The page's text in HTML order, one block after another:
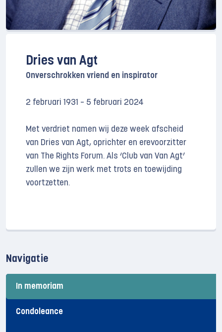
Dries van Agt
Onverschrokken vriend en inspirator
2 februari 1931 – 5 februari 2024
Met verdriet namen wij deze week afscheid
van Dries van Agt, oprichter en erevoorzitter
van The Rights Forum. Als ‘Club van Van Agt’
zullen we zijn werk met trots en toewijding
voortzetten.
Navigatie
In memoriam
Condoleance